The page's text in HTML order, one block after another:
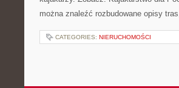
można znaleźć rozbudowane opisy
CATEGORIES: NIERUCHOMOŚCI